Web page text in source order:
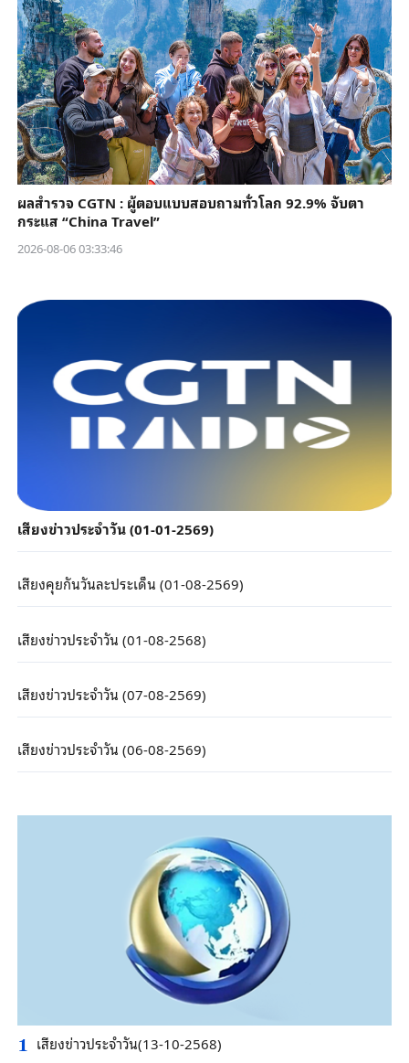
ผลสำรวจ CGTN : ผู้ตอบแบบสอบถามทั่วโลก 92.9% จับตา
กระแส “China Travel”
2026-08-06 03:33:46
เสียงข่าวประจำวัน (01-01-2569)
เสียงคุยกันวันละประเด็น (01-08-2569)
เสียงข่าวประจำวัน (01-08-2568)
เสียงข่าวประจำวัน (07-08-2569)
เสียงข่าวประจำวัน (06-08-2569)
1 เสียงข่าวประจำวัน(13-10-2568)